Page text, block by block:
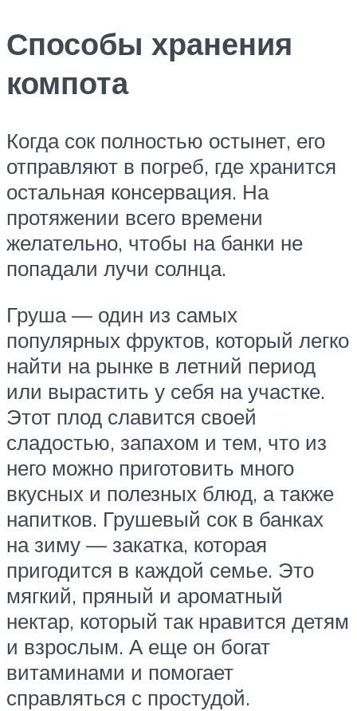
Способы хранения
компота
Когда сок полностью остынет, его
отправляют в погреб, где хранится
остальная консервация. На
протяжении всего времени
желательно, чтобы на банки не
попадали лучи солнца.
Груша — один из самых
популярных фруктов, который легко
найти на рынке в летний период
или вырастить у себя на участке.
Этот плод славится своей
сладостью, запахом и тем, что из
него можно приготовить много
вкусных и полезных блюд, а также
напитков. Грушевый сок в банках
на зиму — закатка, которая
пригодится в каждой семье. Это
мягкий, пряный и ароматный
нектар, который так нравится детям
и взрослым. А еще он богат
витаминами и помогает
справляться с простудой.